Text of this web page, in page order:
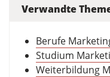
Verwandte
Berufe
Studium
Weiterbildung